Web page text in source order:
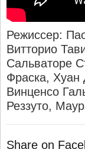
Режиссер:
Витторио
Сальваторе
Фраска, Хуан
Винценсо
Реззуто,
Share on